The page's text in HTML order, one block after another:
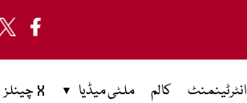
انٹرٹینمنٹ کالم ملٹی میڈیا X چینلز